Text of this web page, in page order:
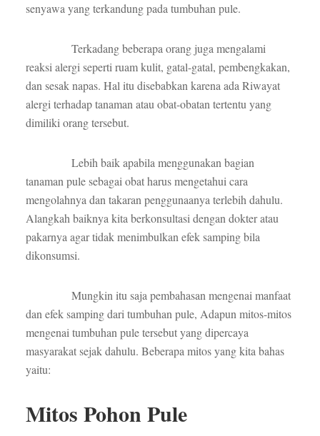
senyawa yang terkandung pada tumbuhan pule.
Terkadang beberapa orang juga mengalami
reaksi alergi seperti ruam kulit, gatal-gatal, pembengkakan,
dan sesak napas. Hal itu disebabkan karena ada Riwayat
alergi terhadap tanaman atau obat-obatan tertentu yang
dimiliki orang tersebut.
Lebih baik apabila menggunakan bagian
tanaman pule sebagai obat harus mengetahui cara
mengolahnya dan takaran penggunaanya terlebih dahulu.
Alangkah baiknya kita berkonsultasi dengan dokter atau
pakarnya agar tidak menimbulkan efek samping bila
dikonsumsi.
Mungkin itu saja pembahasan mengenai manfaat
dan efek samping dari tumbuhan pule, Adapun mitos-mitos
mengenai tumbuhan pule tersebut yang dipercaya
masyarakat sejak dahulu. Beberapa mitos yang kita bahas
yaitu:
Mitos Pohon Pule